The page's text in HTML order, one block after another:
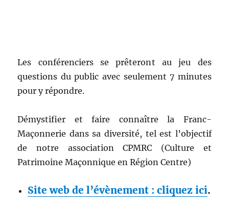
Les conférenciers se prêteront au jeu des
questions du public avec seulement 7 minutes
pour y répondre.
Démystifier et faire connaître la Franc-
Maçonnerie dans sa diversité, tel est l’objectif
de notre association CPMRC (Culture et
Patrimoine Maçonnique en Région Centre)
Site web de l’évènement : cliquez ici.